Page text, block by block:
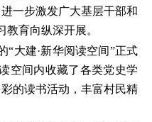
一步激发广大基层干部和
育向纵深开展。
“大建·新华阅读空间”正式
空间内收藏了各类党史学
的读书活动，丰富村民精